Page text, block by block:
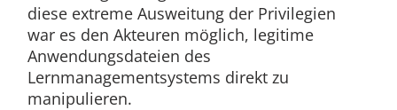
diese extreme Ausweitung der Privilegien
war es den Akteuren möglich, legitime
Anwendungsdateien des
Lernmanagementsystems direkt zu
manipulieren.